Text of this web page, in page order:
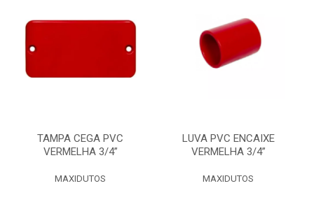
TAMPA CEGA PVC
VERMELHA 3/4”
MAXIDUTOS
LUVA PVC ENCAIXE
VERMELHA 3/4”
MAXIDUTOS